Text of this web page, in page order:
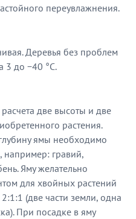
переувлажнения.
Деревья без проблем
3 до −40 °C.
две высоты и две
растения.
ямы необходимо
например: гравий,
Яму желательно
для хвойных растений
(две части земли, одна
При посадке в яму